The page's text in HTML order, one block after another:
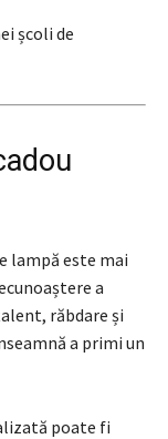
școli de
lampă este mai
a
răbdare și
a primi un
poate fi